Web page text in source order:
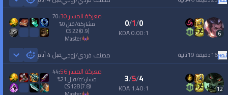
6
0
/
1
/
0
0.00:1 KDA
معركة المسار30
:
70
مشاركة/قتل0
%
CS22(0.9)
master
مصنف فردي/زوجيقبل 4 أيام نصر16دقيقة 19ثانية
12
4
/
5
/
3
1.40:1 KDA
معركة المسار56
:
44
مشاركة/قتل 21
%
CS128(7.8)